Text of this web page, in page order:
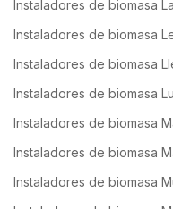
Instaladores de biomasa
Instaladores de biomasa
Instaladores de biomasa
Instaladores de biomasa
Instaladores de biomasa
Instaladores de biomasa
Instaladores de biomasa